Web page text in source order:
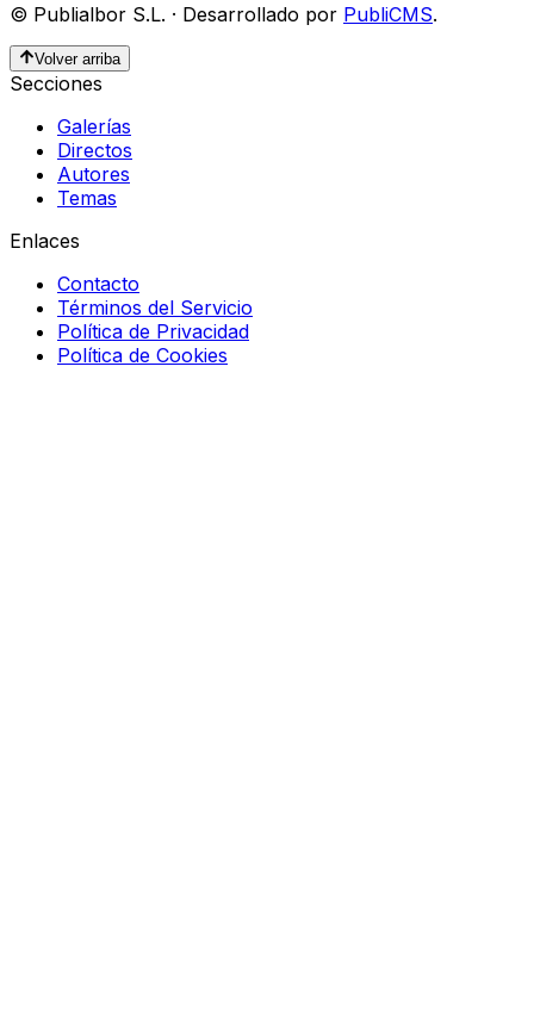
© Publialbor S.L. · Desarrollado por PubliCMS.
Volver arriba
Secciones
Galerías
Directos
Autores
Temas
Enlaces
Contacto
Términos del Servicio
Política de Privacidad
Política de Cookies